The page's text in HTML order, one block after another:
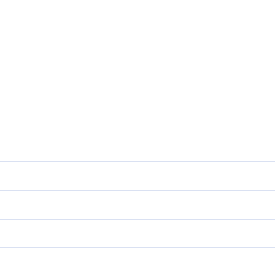
yeryüzüne dağıttık. Onlardan iyi kimseler vardır, yine
belki dönerler diye onları iyilik ve kötülüklerle
olarak paramparça dağıttık. Kimileri salih
Onları iyiliklerle ve kötülüklerle imtihan ettik, ki
ümmetlere ayırdık; içlerinde sâlihleri (iyileri) de vardı,
hem de musibetle imtihan ettik ki, gerçeğe dönsünler.
edip birkaç topluluğa ayırdık: Kimileri iyiler ve düzenli,
diye onları birtakım iyilikler ve kötülüklerle denedik.
yeryüzüne dağıttık. Onlardan iyi kimseler vardır, yine
belki dönerler diye onları iyilik ve kötülüklerle
ayırdık. Bir kısmı iyi, diğer bir kısmı ise aşağılık
ayırdık. İçlerinde iyi olanları da vardı,
imtihana çektik. Sonunda belki hakka dönerler diye.
gruplara ayırdık. Kimileri iyi kimselerdir, kimileri öyle
ve kötülükler ile sınavdan geçirdik.
ayırdık. Kimileri salih (davranışlarda) bulunuyor, kimileri de